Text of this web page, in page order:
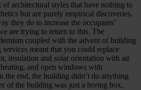
of architectural styles that have nothing to
but are purely empirical discoveries.
they do to increase the occupants’
are trying to return to this. The
coupled with the advent of building
meant that you could replace
insulation and solar orientation with air
and open windows with
the end, the building didn’t do anything
of the building was just a boring box,